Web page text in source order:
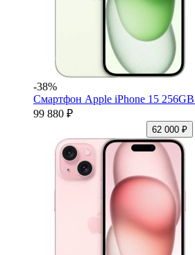
-38%
Смартфон Apple iPhone 15 256GB
99 880 ₽
62 000 ₽